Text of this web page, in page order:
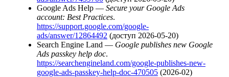
Google Ads Help — Secure your Google Ads
account: Best Practices.
https://support.google.com/google-
ads/answer/12864492 (доступ 2026-05-20)
Search Engine Land — Google publishes new Google
Ads passkey help doc.
https://searchengineland.com/google-publishes-new-
google-ads-passkey-help-doc-470505 (2026-02)